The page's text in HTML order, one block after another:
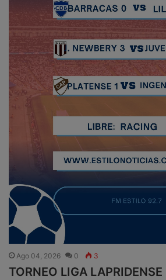
Ago 04, 2026 0 3
TORNEO LIGA